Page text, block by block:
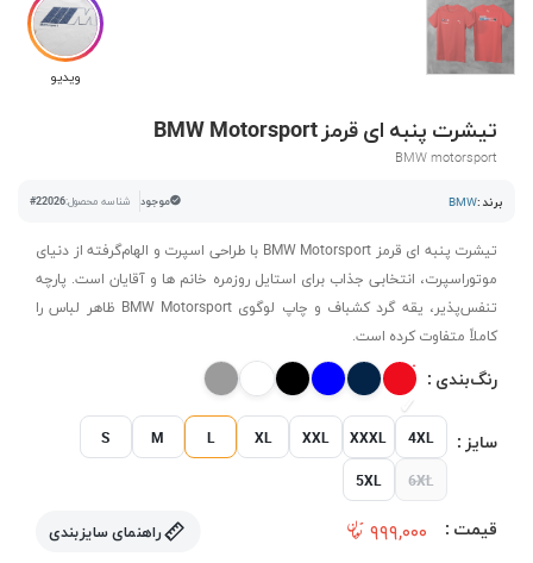
ویدیو
تیشرت پنبه ای قرمز BMW Motorsport
BMW motorsport
برند :BMW موجود شناسه محصول:#22026
تیشرت پنبه ای قرمز BMW Motorsport با طراحی اسپرت و الهام‌گرفته از دنیای
موتوراسپرت، انتخابی جذاب برای استایل روزمره خانم ها و آقایان است. پارچه
تنفس‌پذیر، یقه گرد کشباف و چاپ لوگوی BMW Motorsport ظاهر لباس را
کاملاً متفاوت کرده است.
رنگ‌بندی :
سایز : S M L XL XXL XXXL 4XL
5XL 6XL
قیمت : ۹۹۹,۰۰۰ راهنمای سایزبندی